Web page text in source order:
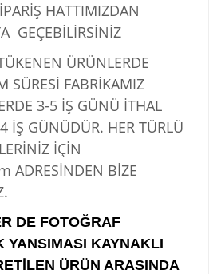
HATTIMIZDAN
GEÇEBİLİRSİNİZ
ÜRÜNLERDE
SÜRESİ FABRİKAMIZ
3-5 İŞ GÜNÜ İTHAL
İŞ GÜNÜDÜR. HER TÜRLÜ
İÇİN
ADRESİNDEN BİZE
DE FOTOĞRAF
YANSIMASI KAYNAKLI
ÜRÜN ARASINDA